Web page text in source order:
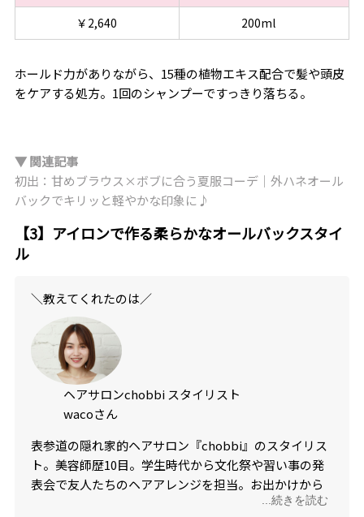
￥2,640
200ml
ホールド力がありながら、15種の植物エキス配合で髪や頭皮
をケアする処方。1回のシャンプーですっきり落ちる。
▼ 関連記事
初出：甘めブラウス×ボブに合う夏服コーデ｜外ハネオール
バックでキリッと軽やかな印象に♪
【3】アイロンで作る柔らかなオールバックスタイ
ル
＼教えてくれたのは／
ヘアサロンchobbi スタイリスト
wacoさん
表参道の隠れ家的ヘアサロン『chobbi』のスタイリス
ト。美容師歴10目。学生時代から文化祭や習い事の発
表会で友人たちのヘアアレンジを担当。お出かけから
...続きを読む